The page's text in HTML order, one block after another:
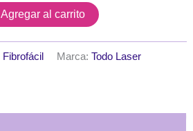
Agregar al carrito
Fibrofácil Marca:Todo Laser